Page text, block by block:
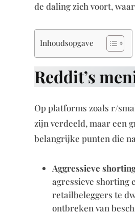
de daling zich voort,
Inhoudsopgave
Reddit’s
Op platforms zoals r/
zijn verdeeld, maar een
belangrijke punten die
Aggressieve
agressieve shorting
retailbeleggers te
ontbreken van